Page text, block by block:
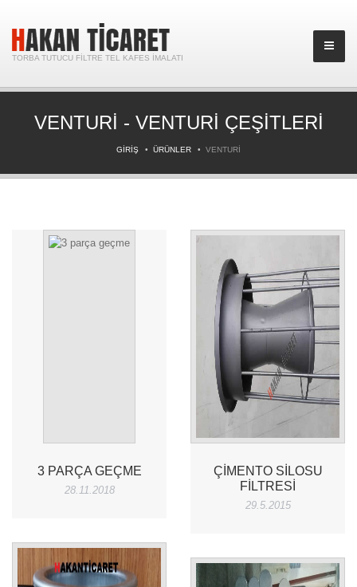
TORBA TUTUCU FILTRE TEL KAFES İMALATI
VENTURI - VENTURI ÇEŞITLERI
GIRIŞ ÜRÜNLER VENTURI
3 PARÇA GEÇME
28.11.2018
ÇIMENTO SILOSU
FILTRESI
29.5.2015